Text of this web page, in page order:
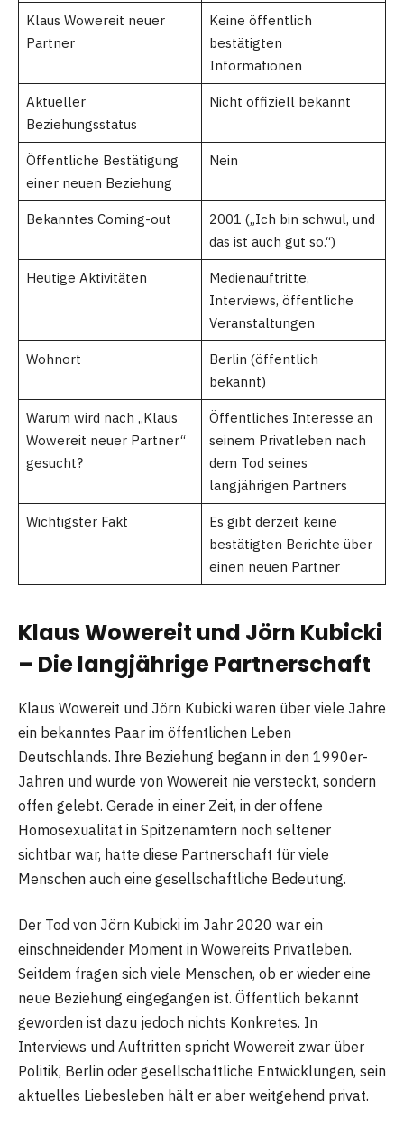
Klaus Wowereit neuer
Partner
Keine öffentlich
bestätigten
Informationen
Aktueller
Beziehungsstatus
Nicht offiziell bekannt
Öffentliche Bestätigung
einer neuen Beziehung
Nein
Bekanntes Coming-out
2001 („Ich bin schwul, und
das ist auch gut so.“)
Heutige Aktivitäten
Medienauftritte,
Interviews, öffentliche
Veranstaltungen
Wohnort
Berlin (öffentlich
bekannt)
Warum wird nach „Klaus
Wowereit neuer Partner“
gesucht?
Öffentliches Interesse an
seinem Privatleben nach
dem Tod seines
langjährigen Partners
Wichtigster Fakt
Es gibt derzeit keine
bestätigten Berichte über
einen neuen Partner
Klaus Wowereit und Jörn Kubicki
– Die langjährige Partnerschaft
Klaus Wowereit und Jörn Kubicki waren über viele Jahre
ein bekanntes Paar im öffentlichen Leben
Deutschlands. Ihre Beziehung begann in den 1990er-
Jahren und wurde von Wowereit nie versteckt, sondern
offen gelebt. Gerade in einer Zeit, in der offene
Homosexualität in Spitzenämtern noch seltener
sichtbar war, hatte diese Partnerschaft für viele
Menschen auch eine gesellschaftliche Bedeutung.
Der Tod von Jörn Kubicki im Jahr 2020 war ein
einschneidender Moment in Wowereits Privatleben.
Seitdem fragen sich viele Menschen, ob er wieder eine
neue Beziehung eingegangen ist. Öffentlich bekannt
geworden ist dazu jedoch nichts Konkretes. In
Interviews und Auftritten spricht Wowereit zwar über
Politik, Berlin oder gesellschaftliche Entwicklungen, sein
aktuelles Liebesleben hält er aber weitgehend privat.